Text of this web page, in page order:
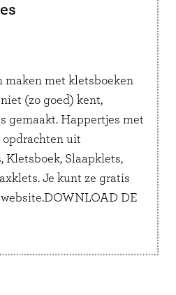
maken met kletsboeken
(zo goed) kent,
gemaakt. Happertjes met
uit
Kletsboek, Slaapklets,
Je kunt ze gratis
DE